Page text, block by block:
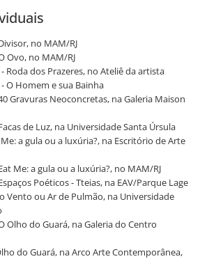
no MAM/RJ
Ovo, no MAM/RJ
- Roda dos Prazeres, no Ateliê da artista
- O Homem e sua Bainha
Gravuras Neoconcretas, na Galeria Maison
de Luz, na Universidade Santa Úrsula
Me: a gula ou a luxúria?, na Escritório de Arte
Me: a gula ou a luxúria?, no MAM/RJ
Poéticos - Tteias, na EAV/Parque Lage
Vento ou Ar de Pulmão, na Universidade
Olho do Guará, na Galeria do Centro
do Guará, na Arco Arte Contemporânea,